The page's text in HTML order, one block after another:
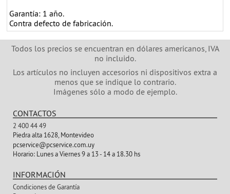
Garantía: 1 año.
Contra defecto de fabricación.
Todos los precios se encuentran en dólares americanos, IVA
no incluido.
Los artículos no incluyen accesorios ni dispositivos extra a
menos que se indique lo contrario.
Imágenes sólo a modo de ejemplo.
CONTACTOS
2 400 44 49
Piedra alta 1628, Montevideo
pcservice@pcservice.com.uy
Horario:Lunes a Viernes 9 a 13 - 14 a 18.30 hs
INFORMACIÓN
Condiciones de Garantía